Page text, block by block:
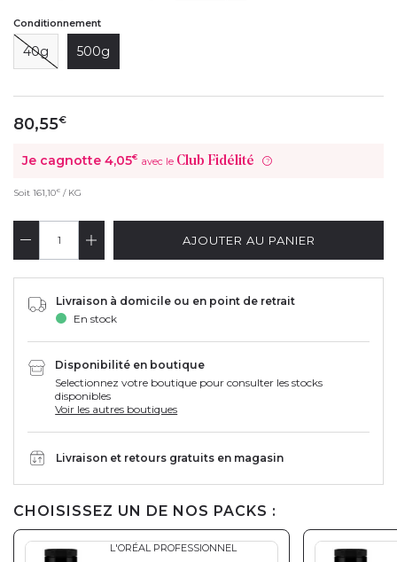
Conditionnement
40g 500g
80,55€
Je cagnotte 4,05€ avec le Club Fidélité ?
Soit 161,10€ / KG
AJOUTER AU PANIER
Livraison à domicile ou en point de retrait
En stock
Disponibilité en boutique
Selectionnez votre boutique pour consulter les stocks
disponibles
Voir les autres boutiques
Livraison et retours gratuits en magasin
CHOISISSEZ UN DE NOS PACKS :
L'ORÉAL PROFESSIONNEL